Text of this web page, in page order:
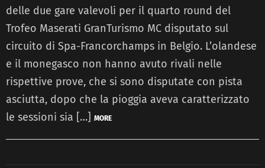
delle due gare valevoli per il quarto round del
Trofeo Maserati GranTurismo MC disputato sul
circuito di Spa-Francorchamps in Belgio. L’olandese
e il monegasco non hanno avuto rivali nelle
rispettive prove, che si sono disputate con pista
asciutta, dopo che la pioggia aveva caratterizzato
le sessioni sia […] MORE